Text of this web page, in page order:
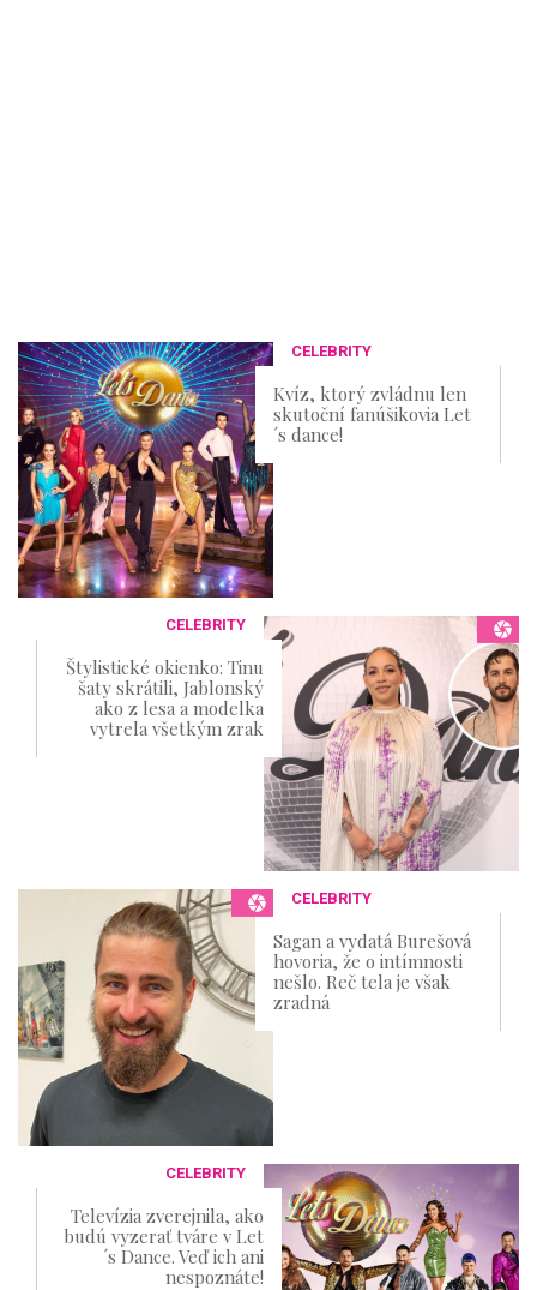
CELEBRITY
Kvíz, ktorý zvládnu len
skutoční fanúšikovia Let
´s dance!
CELEBRITY
Štylistické okienko: Tinu
šaty skrátili, Jablonský
ako z lesa a modelka
vytrela všetkým zrak
CELEBRITY
Sagan a vydatá Burešová
hovoria, že o intímnosti
nešlo. Reč tela je však
zradná
CELEBRITY
Televízia zverejnila, ako
budú vyzerať tváre v Let
´s Dance. Veď ich ani
nespoznáte!